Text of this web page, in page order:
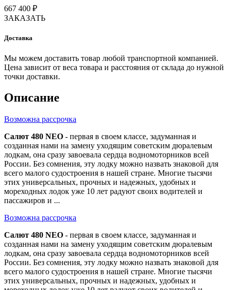
667 400 ₽
ЗАКАЗАТЬ
Доставка
Мы можем доставить товар любой транспортной компанией.
Цена зависит от веса товара и расстояния от склада до нужной
точки доставки.
Описание
Возможна рассрочка
Салют 480 NEO - первая в своем классе, задуманная и
созданная нами на замену уходящим советским дюралевым
лодкам, она сразу завоевала сердца водномоторников всей
России. Без сомнения, эту лодку можно назвать знаковой для
всего малого судостроения в нашей стране. Многие тысячи
этих универсальных, прочных и надежных, удобных и
мореходных лодок уже 10 лет радуют своих водителей и
пассажиров и ...
Возможна рассрочка
Салют 480 NEO - первая в своем классе, задуманная и
созданная нами на замену уходящим советским дюралевым
лодкам, она сразу завоевала сердца водномоторников всей
России. Без сомнения, эту лодку можно назвать знаковой для
всего малого судостроения в нашей стране. Многие тысячи
этих универсальных, прочных и надежных, удобных и